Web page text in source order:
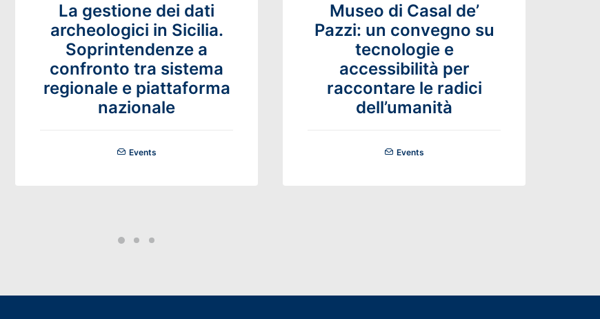
La gestione dei dati
archeologici in Sicilia.
Soprintendenze a
confronto tra sistema
regionale e piattaforma
nazionale
Events
Museo di Casal de’
Pazzi: un convegno su
tecnologie e
accessibilità per
raccontare le radici
dell’umanità
Events